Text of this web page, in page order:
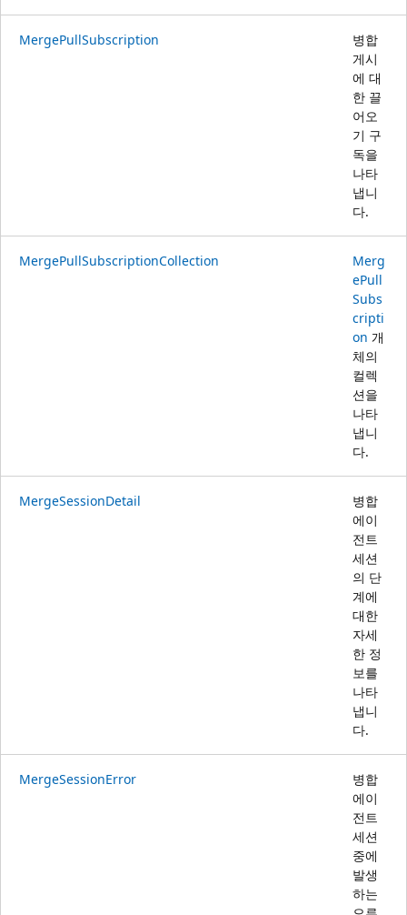
MergePullSubscription
병합
게시
에 대
한 끌
어오
기 구
독을
나타
냅니
다.
MergePullSubscriptionCollection
Merg
ePull
Subs
cripti
on 개
체의
컬렉
션을
나타
냅니
다.
MergeSessionDetail
병합
에이
전트
세션
의 단
계에
대한
자세
한 정
보를
나타
냅니
다.
MergeSessionError
병합
에이
전트
세션
중에
발생
하는